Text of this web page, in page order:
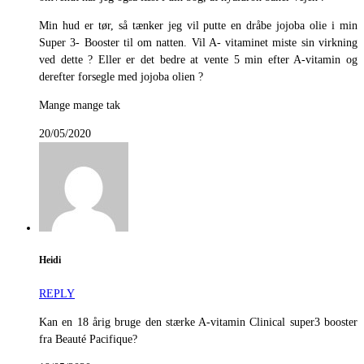
Min hud er tør, så tænker jeg vil putte en dråbe jojoba olie i min
Super 3- Booster til om natten. Vil A- vitaminet miste sin virkning
ved dette ? Eller er det bedre at vente 5 min efter A-vitamin og
derefter forsegle med jojoba olien ?
Mange mange tak
20/05/2020
Heidi
REPLY
Kan en 18 årig bruge den stærke A-vitamin Clinical super3 booster
fra Beauté Pacifique?